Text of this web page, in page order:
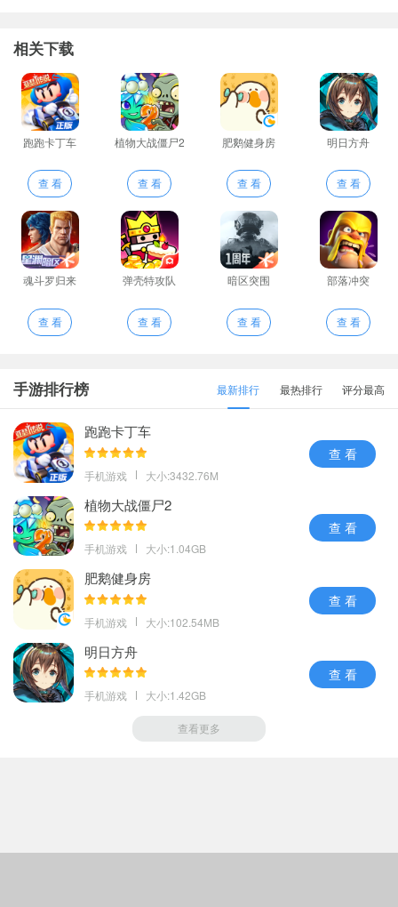
相关下载
跑跑卡丁车
查 看
植物大战僵尸2
查 看
肥鹅健身房
查 看
明日方舟
查 看
魂斗罗归来
查 看
弹壳特攻队
查 看
暗区突围
查 看
部落冲突
查 看
手游排行榜 最新排行 最热排行 评分最高
跑跑卡丁车
手机游戏 大小:3432.76M
查 看
植物大战僵尸2
手机游戏 大小:1.04GB
查 看
肥鹅健身房
手机游戏 大小:102.54MB
查 看
明日方舟
手机游戏 大小:1.42GB
查 看
查看更多